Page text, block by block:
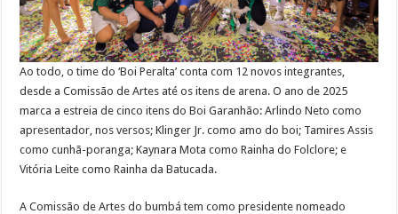
Ao todo, o time do ‘Boi Peralta’ conta com 12 novos integrantes,
desde a Comissão de Artes até os itens de arena. O ano de 2025
marca a estreia de cinco itens do Boi Garanhão: Arlindo Neto como
apresentador, nos versos; Klinger Jr. como amo do boi; Tamires Assis
como cunhã-poranga; Kaynara Mota como Rainha do Folclore; e
Vitória Leite como Rainha da Batucada.
A Comissão de Artes do bumbá tem como presidente nomeado